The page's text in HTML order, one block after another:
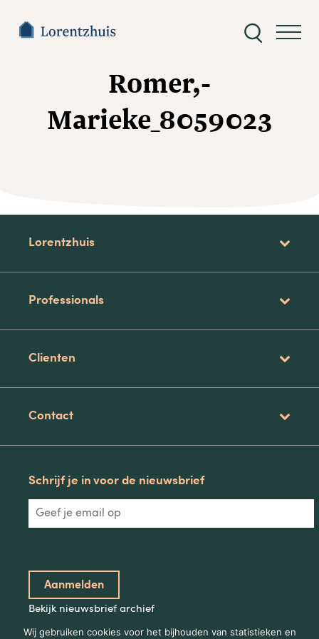
Zoeken
Romer,-
Marieke_8059023
Lorentzhuis
Professionals
Clienten
Contact
Schrijf je in voor de nieuwsbrief
Bekijk nieuwsbrief archief
Wij gebruiken cookies voor het bijhouden van statistieken en